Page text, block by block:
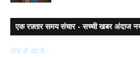
एक रफ़्तार समय संचार - सच्ची खबर अंदाज
लोड हो रहा है. . .